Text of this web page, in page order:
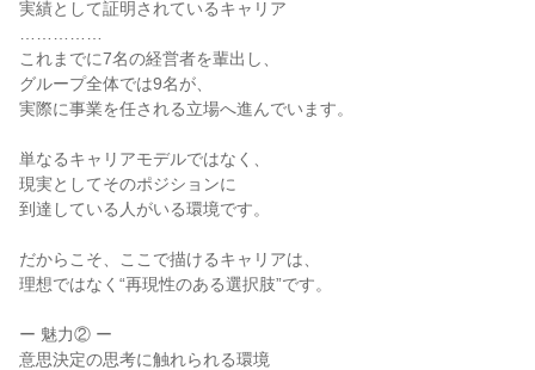
実績として証明されているキャリア
これまでに7名の経営者を輩出し、
グループ全体では9名が、
実際に事業を任される立場へ進んでいます。
単なるキャリアモデルではなく、
現実としてそのポジションに
到達している人がいる環境です。
だからこそ、ここで描けるキャリアは、
理想ではなく“再現性のある選択肢”です。
ー 魅力② ー
意思決定の思考に触れられる環境